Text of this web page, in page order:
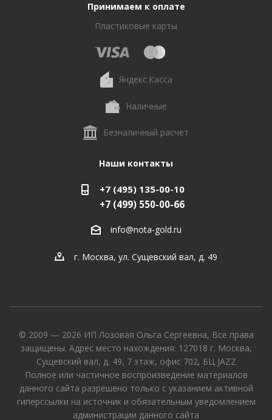
Принимаем к оплате
Пластиковые карты
Яндекс.Касса
Наличные
Безналичный расчет
Наши контакты
+7 (495) 135-00-10
+7 (499) 550-00-66
info@nota-gold.ru
г. Москва, ул. Сущевский вал, д. 49
© 2009 — 2026 ИП Лозовая Ольга Сергеевна, Все права
защищены. Адрес место нахождения: 127018 г. Москва,
Сущевский вал, д. 49, 7 этаж, офис 702, БЦ JAZZ
Полное или частичное воспроизведение материалов
данного сайта разрешено только с указанием активной
гиперссылки на источник и обязательным уведомлением
администрации данного сайта